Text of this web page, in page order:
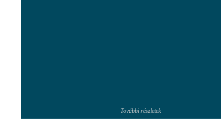
További részletek